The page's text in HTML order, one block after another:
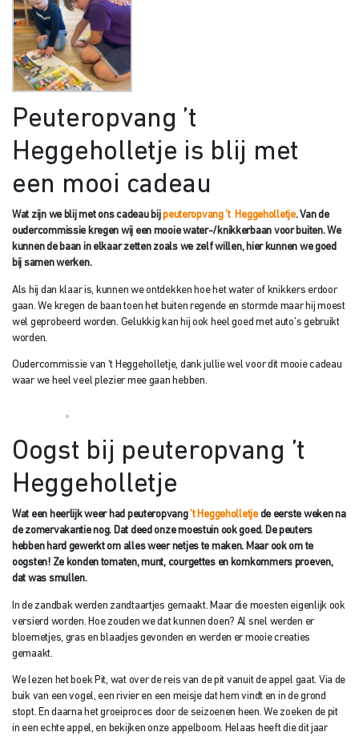
Peuteropvang ’t
Heggeholletje is blij met
een mooi cadeau
Wat zijn we blij met ons cadeau bijpeuteropvang ’t Heggeholletje. Van de
oudercommissie kregen wij een mooie water-/knikkerbaan voor buiten. We
kunnen de baan in elkaar zetten zoals we zelf willen, hier kunnen we goed
bij samen werken.
Als hij dan klaar is, kunnen we ontdekken hoe het water of knikkers erdoor
gaan. We kregen de baan toen het buiten regende en stormde maar hij moest
wel geprobeerd worden. Gelukkig kan hij ook heel goed met auto’s gebruikt
worden.
Oudercommissie van ‘t Heggeholletje, dank jullie wel voor dit mooie cadeau
waar we heel veel plezier mee gaan hebben.
Oogst bij peuteropvang ’t
Heggeholletje
Wat een heerlijk weer had peuteropvang’t Heggeholletjede eerste weken na
de zomervakantie nog. Dat deed onze moestuin ook goed. De peuters
hebben hard gewerkt om alles weer netjes te maken. Maar ook om te
oogsten! Ze konden tomaten, munt, courgettes en komkommers proeven,
dat was smullen.
In de zandbak werden zandtaartjes gemaakt. Maar die moesten eigenlijk ook
versierd worden. Hoe zouden we dat kunnen doen? Al snel werden er
bloemetjes, gras en blaadjes gevonden en werden er mooie creaties
gemaakt.
We lezen het boek Pit, wat over de reis van de pit vanuit de appel gaat. Via de
buik van een vogel, een rivier en een meisje dat hem vindt en in de grond
stopt. En daarna het groeiproces door de seizoenen heen. We zoeken de pit
in een echte appel, en bekijken onze appelboom. Helaas heeft die dit jaar